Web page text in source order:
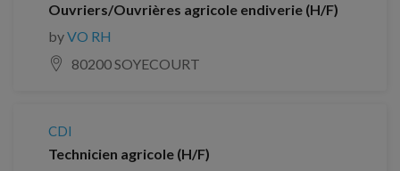
Ouvriers/Ouvrières agricole endiverie (H/F)
byVO RH
80200 SOYECOURT
CDI
Technicien agricole (H/F)